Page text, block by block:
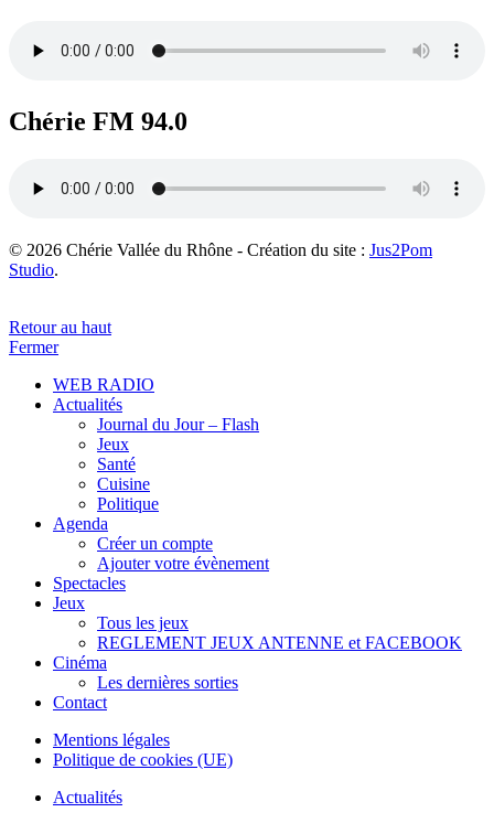
Chérie FM 94.0
© 2026 Chérie Vallée du Rhône - Création du site : Jus2Pom
Studio.
Retour au haut
Fermer
WEB RADIO
Actualités
Journal du Jour – Flash
Jeux
Santé
Cuisine
Politique
Agenda
Créer un compte
Ajouter votre évènement
Spectacles
Jeux
Tous les jeux
REGLEMENT JEUX ANTENNE et FACEBOOK
Cinéma
Les dernières sorties
Contact
Mentions légales
Politique de cookies (UE)
Actualités